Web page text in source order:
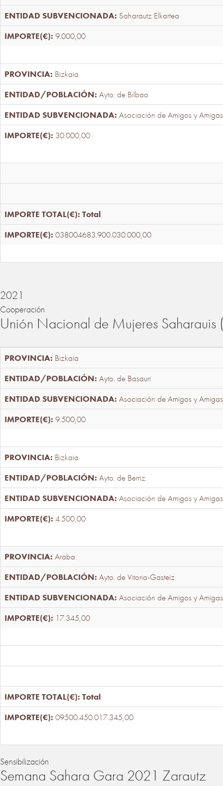
Saharautz Elkartea
9.000,00
Bizkaia
Ayto. de Bilbao
Asociación de Amigos y
30.000,00
Total:
038004683.900.030.000,00
2021
Cooperación
Unión Nacional de Mujeres
Bizkaia
Ayto. de Basauri
Asociación de Amigos y
9.500,00
Bizkaia
Ayto. de Berriz
Asociación de Amigos y
4.500,00
Araba
Ayto. de Vitoria-Gasteiz
Asociación de Amigos y
17.345,00
Total:
09500.450.017.345,00
Sensibilización
Semana Sahara Gara 2021 Zarautz